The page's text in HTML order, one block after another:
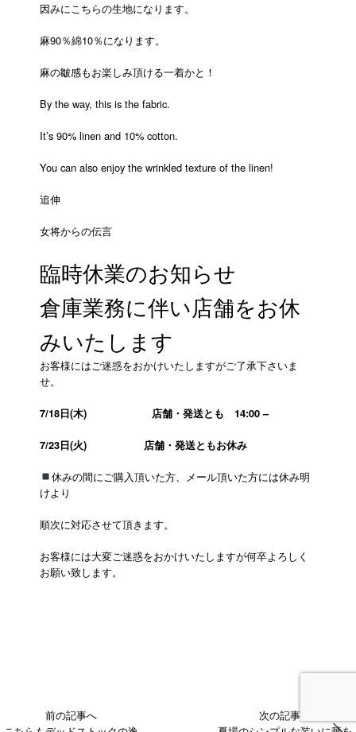
因みにこちらの生地になります。
麻90％綿10％になります。
麻の皺感もお楽しみ頂ける一着かと！
By the way, this is the fabric.
It’s 90% linen and 10% cotton.
You can also enjoy the wrinkled texture of the linen!
追伸
女将からの伝言
臨時休業のお知らせ
倉庫業務に伴い店舗をお休
みいたします
お客様にはご迷惑をおかけいたしますがご了承下さいま
せ。
7/18日(木) 店舗・発送とも 14:00 –
7/23日(火) 店舗・発送ともお休み
休みの間にご購入頂いた方、メール頂いた方には休み明
けより
順次に対応させて頂きます。
お客様には大変ご迷惑をおかけいたしますが何卒よろしく
お願い致します。
前の記事へ
次の記事へ